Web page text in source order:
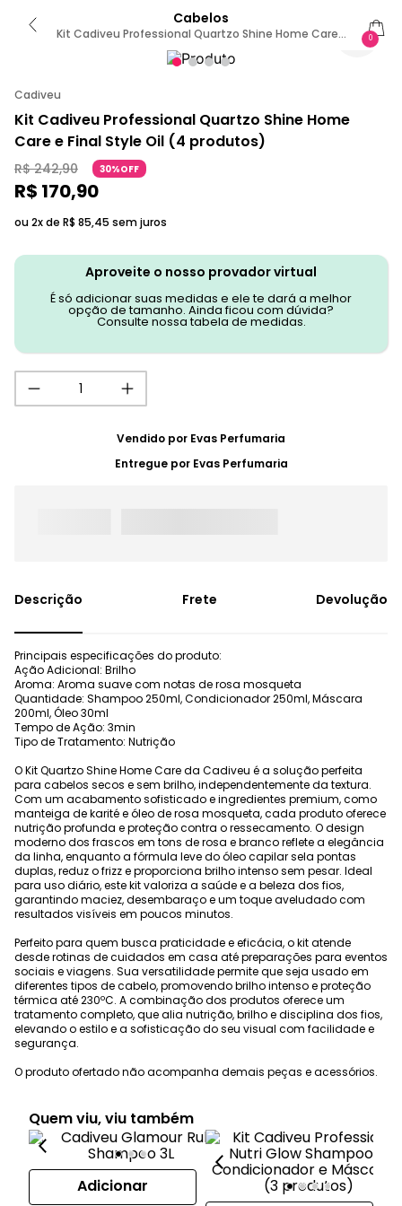
Cabelos
Kit Cadiveu Professional Quartzo Shine Home Care E
Final Style Oil (4 Produtos)
0
Cadiveu
Kit Cadiveu Professional Quartzo Shine Home
Care e Final Style Oil (4 produtos)
R$ 242,90 30%OFF
R$ 170,90
ou 2x de R$ 85,45 sem juros
Aproveite o nosso provador virtual
É só adicionar suas medidas e ele te dará a melhor
opção de tamanho. Ainda ficou com dúvida?
Consulte nossa tabela de medidas.
Vendido por Evas Perfumaria
Entregue por Evas Perfumaria
Frete Devolução
Principais especificações do produto:
Ação Adicional: Brilho
Aroma: Aroma suave com notas de rosa mosqueta
Quantidade: Shampoo 250ml, Condicionador 250ml, Máscara
200ml, Óleo 30ml
Tempo de Ação: 3min
Tipo de Tratamento: Nutrição
O Kit Quartzo Shine Home Care da Cadiveu é a solução perfeita
para cabelos secos e sem brilho, independentemente da textura.
Com um acabamento sofisticado e ingredientes premium, como
manteiga de karité e óleo de rosa mosqueta, cada produto oferece
nutrição profunda e proteção contra o ressecamento. O design
moderno dos frascos em tons de rosa e branco reflete a elegância
da linha, enquanto a fórmula leve do óleo capilar sela pontas
duplas, reduz o frizz e proporciona brilho intenso sem pesar. Ideal
para uso diário, este kit valoriza a saúde e a beleza dos fios,
garantindo maciez, desembaraço e um toque aveludado com
resultados visíveis em poucos minutos.
Perfeito para quem busca praticidade e eficácia, o kit atende
desde rotinas de cuidados em casa até preparações para eventos
sociais e viagens. Sua versatilidade permite que seja usado em
diferentes tipos de cabelo, promovendo brilho intenso e proteção
térmica até 230ºC. A combinação dos produtos oferece um
tratamento completo, que alia nutrição, brilho e disciplina dos fios,
elevando o estilo e a sofisticação do seu visual com facilidade e
segurança.
O produto ofertado não acompanha demais peças e acessórios.
Quem viu, viu também
Adicionar